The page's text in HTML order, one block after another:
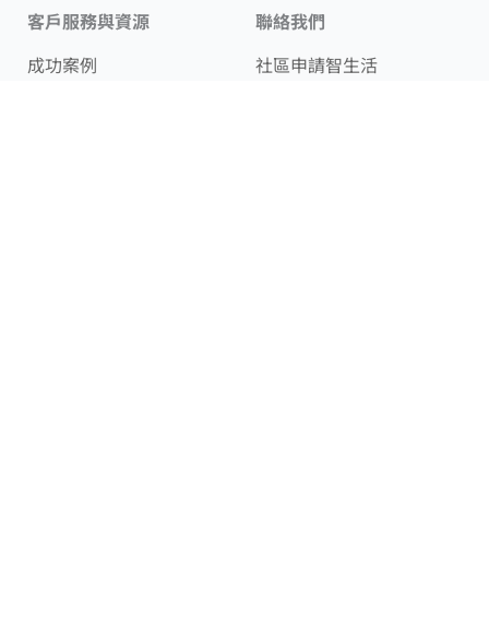
客戶服務與資源
成功案例
聯絡我們
社區申請智生活